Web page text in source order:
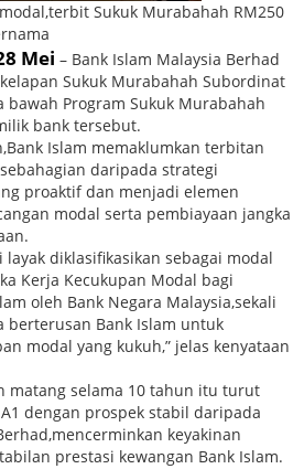
Sukuk Murabahah RM250
Mei – Bank Islam Malaysia Berhad
Sukuk Murabahah Subordinat
bawah Program Sukuk Murabahah
bank tersebut.
Islam memaklumkan terbitan
daripada strategi
proaktif dan menjadi elemen
modal serta pembiayaan jangka
layak diklasifikasikan sebagai modal
Kerja Kecukupan Modal bagi
oleh Bank Negara Malaysia,sekali
berterusan Bank Islam untuk
modal yang kukuh,” jelas kenyataan
matang selama 10 tahun itu turut
dengan prospek stabil daripada
keyakinan
prestasi kewangan Bank Islam.